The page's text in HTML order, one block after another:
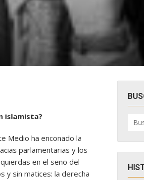
islamista?
Medio ha enconado la
parlamentarias y los
en el seno del
y sin matices: la derecha
por: